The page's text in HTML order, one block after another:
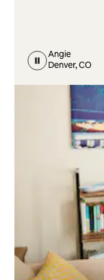
Angie
Denver, CO